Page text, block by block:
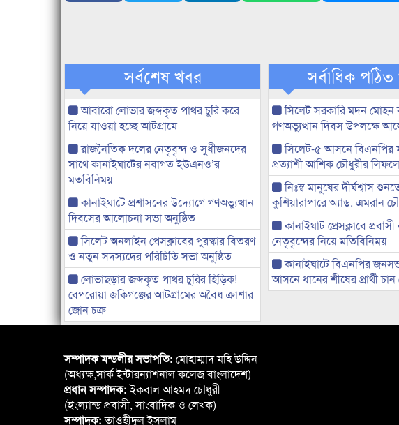
সর্বশেষ খবর
আবারো লোভার জব্দকৃত পাথর চুরি করে
নিয়ে যাওয়া হচ্ছে আটগ্রামে
রাজনৈতিক দলের নেতৃবৃন্দ ও সুধীজনদের
সাথে কানাইঘাটের নবাগত ইউএনও’র
মতবিনিময়
কানাইঘাটে প্রশাসনের উদ্যোগে গণঅভ্যুত্থান
দিবসের আলোচনা সভা অনুষ্ঠিত
সিলেট অনলাইন প্রেসক্লাবের পুরস্কার বিতরণ
ও নতুন সদস্যদের পরিচিতি সভা অনুষ্ঠিত
লোভাছড়ার জব্দকৃত পাথর চুরির হিড়িক!
বেপরোয়া জকিগঞ্জের আটগ্রামের অবৈধ ক্রাশার
জোন চক্র
সর্বাধিক
সিলেট সরকারি মদন
গণঅভ্যুত্থান দিবস উপলক্ষে
সিলেট-৫ আসনে
প্রত্যাশী আশিক চৌধুরীর
নিঃস্ব মানুষের দীর্ঘশ্বাস
কুশিয়ারাপারে অ্যাড. এমরান
কানাইঘাট প্রেসক্লাবে
নেতৃবৃন্দের নিয়ে মতিবিনিময়
কানাইঘাটে বিএনপির
আসনে ধানের শীষের প্রার্থী চান
সম্পাদক মন্ডলীর সভাপতি: মোহাম্মাদ মহি উদ্দিন
(অধ্যক্ষ,সার্ক ইন্টারন্যাশনাল কলেজ বাংলাদেশ)
প্রধান সম্পাদক:ইকবাল আহমদ চৌধুরী
(ইংল্যান্ড প্রবাসী, সাংবাদিক ও লেখক)
সম্পাদক:তাওহীদুল ইসলাম